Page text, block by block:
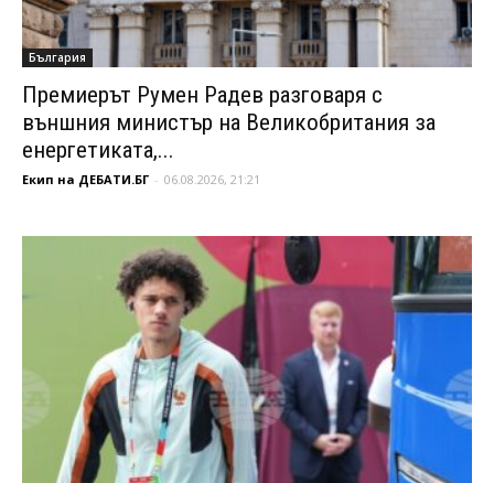
България
Премиерът Румен Радев разговаря с
външния министър на Великобритания за
енергетиката,...
Екип на ДЕБАТИ.БГ - 06.08.2026, 21:21